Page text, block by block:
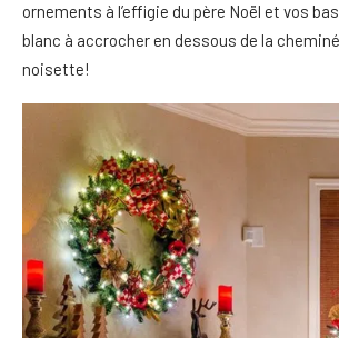
ornements à l’effigie du père Noël et vos
blanc à accrocher en dessous de la
noisette!